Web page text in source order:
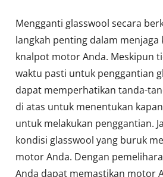
Mengganti glasswool secara
langkah penting dalam
knalpot motor Anda. Meskipun
waktu pasti untuk penggantian
dapat memperhatikan tanda-
di atas untuk menentukan
untuk melakukan penggantian.
kondisi glasswool yang buruk
motor Anda. Dengan
Anda dapat memastikan motor